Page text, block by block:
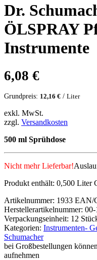
Dr.
ÖLSPRAY
Instrumente
6,08 €
Grundpreis: 12,16 € / Liter
exkl. MwSt.
zzgl. Versandkosten
500 ml Sprühdose
Nicht mehr Lieferbar!
Produkt enthält: 0,500 Liter
Artikelnummer: 1933 EAN/
Herstellerartikelnummer:
Verpackungseinheit: 12
Kategorien: Instrumenten-
Schumacher
bei Großbestellungen
aufnehmen